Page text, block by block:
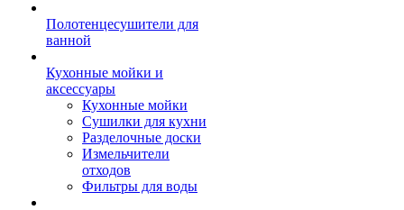
Полотенцесушители для
ванной
Кухонные мойки и
аксессуары
Кухонные мойки
Сушилки для кухни
Разделочные доски
Измельчители
отходов
Фильтры для воды